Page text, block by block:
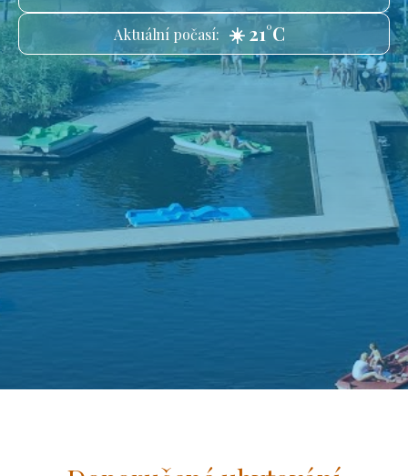
Aktuální počasí: ☀️ 21°C